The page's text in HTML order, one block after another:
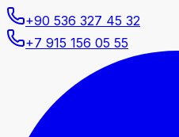
+90 536 327 45 32
+7 915 156 05 55